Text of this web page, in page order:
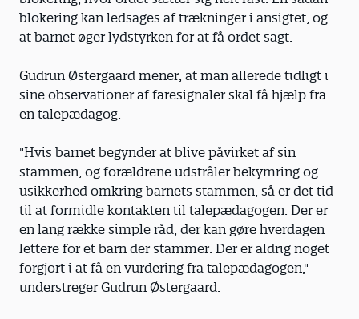
blokering kan ledsages af trækninger i ansigtet, og
at barnet øger lydstyrken for at få ordet sagt.
Gudrun Østergaard mener, at man allerede tidligt i
sine observationer af faresignaler skal få hjælp fra
en talepædagog.
"Hvis barnet begynder at blive påvirket af sin
stammen, og forældrene udstråler bekymring og
usikkerhed omkring barnets stammen, så er det tid
til at formidle kontakten til talepædagogen. Der er
en lang række simple råd, der kan gøre hverdagen
lettere for et barn der stammer. Der er aldrig noget
forgjort i at få en vurdering fra talepædagogen,"
understreger Gudrun Østergaard.